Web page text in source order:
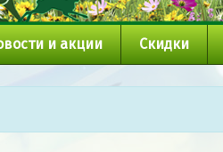
и акции Скидки